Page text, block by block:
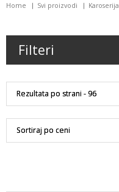
Home Svi proizvodi Karoserija
Filteri